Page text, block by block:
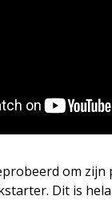
om zijn
Dit is